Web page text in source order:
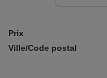
Prix
Ville/Code postal